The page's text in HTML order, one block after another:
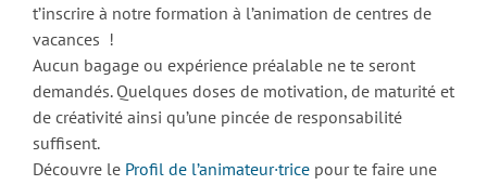
t’inscrire à notre formation à l’animation de centres de
vacances !
Aucun bagage ou expérience préalable ne te seront
demandés. Quelques doses de motivation, de maturité et
de créativité ainsi qu’une pincée de responsabilité
suffisent.
Découvre leProfil de l’animateur·trice pour te faire une